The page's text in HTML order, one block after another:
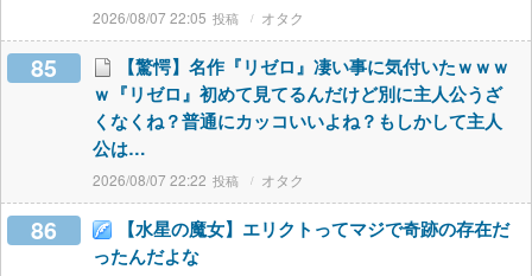
2026/08/07 22:05 オタク
85
【驚愕】名作『リゼロ』凄い事に気付いたｗｗｗ
ｗ『リゼロ』初めて見てるんだけど別に主人公うざ
くなくね？普通にカッコいいよね？もしかして主人
公は…
2026/08/07 22:22 オタク
86
【水星の魔女】エリクトってマジで奇跡の存在だ
ったんだよな